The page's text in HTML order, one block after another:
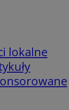
lokalne